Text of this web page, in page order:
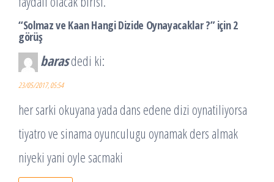
“Solmaz ve Kaan Hangi Dizide Oynayacaklar ?” için 2
görüş
barasdedi ki:
23/05/2017, 05:54
her sarki okuyana yada dans edene dizi oynatiliyorsa
tiyatro ve sinama oyunculugu oynamak ders almak
niyeki yani oyle sacmaki